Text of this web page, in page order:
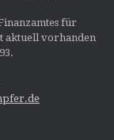
für
aktuell vorhanden